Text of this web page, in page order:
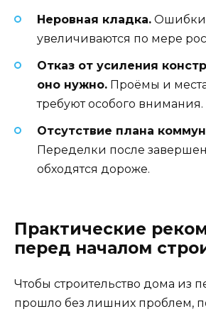
Неровная кладка. Ошибки
увеличиваются по мере
Отказ от усиления
оно нужно. Проёмы и
требуют особого внимания.
Отсутствие плана
Переделки после
обходятся дороже.
Практические
перед началом
Чтобы строительство дома из
прошло без лишних проблем,